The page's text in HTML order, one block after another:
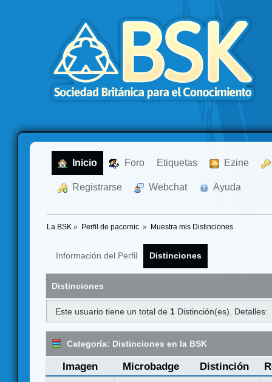
Inicio Foro Etiquetas Ezine
Registrarse Webchat Ayuda
La BSK » Perfil de pacornic » Muestra mis Distinciones
Información del Perfil Distinciones
Distinciones
Este usuario tiene un total de 1 Distinción(es). Detalles:
Categoría: Distinciones en la BSK
Imagen Microbadge Distinción